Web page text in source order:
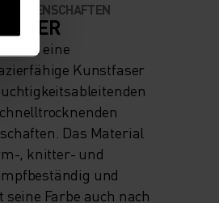
ist eine
Kunstfaser
Das Material
, knitter- und
und
seine Farbe auch nach